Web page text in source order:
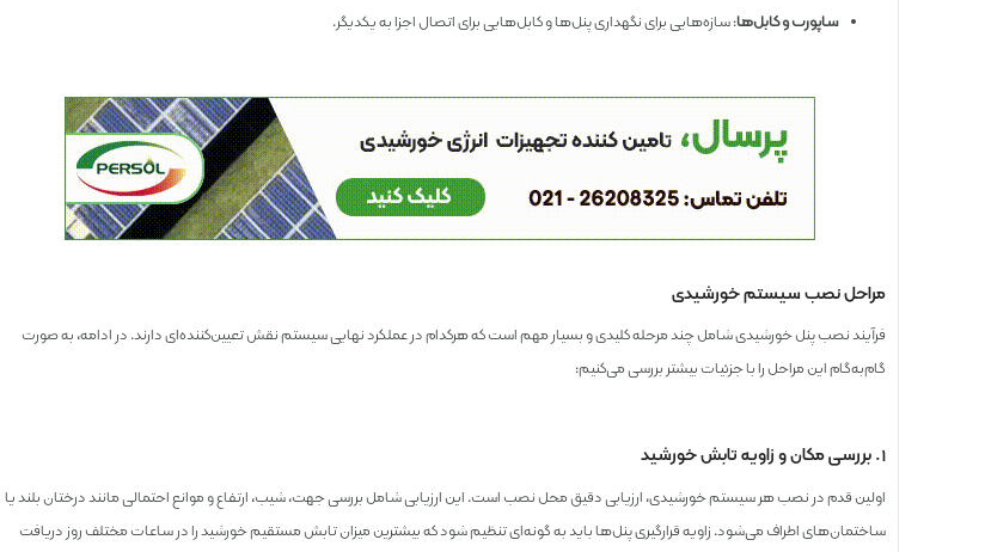
ساپورت و کابل‌ها: سازه‌هایی برای نگهداری پنل‌ها و کابل‌هایی برای اتصال اجزا به یکدیگر.
مراحل نصب سیستم خورشیدی
فرآیند نصب پنل خورشیدی شامل چند مرحله کلیدی و بسیار مهم است که هرکدام در عملکرد نهایی سیستم نقش تعیین‌کننده‌ای دارند. در ادامه، به صورت
گام‌به‌گام این مراحل را با جزئیات بیشتر بررسی می‌کنیم:
۱. بررسی مکان و زاویه تابش خورشید
اولین قدم در نصب هر سیستم خورشیدی، ارزیابی دقیق محل نصب است. این ارزیابی شامل بررسی جهت، شیب، ارتفاع و موانع احتمالی مانند درختان بلند یا
ساختمان‌های اطراف می‌شود. زاویه قرارگیری پنل‌ها باید به گونه‌ای تنظیم شود که بیشترین میزان تابش مستقیم خورشید را در ساعات مختلف روز دریافت